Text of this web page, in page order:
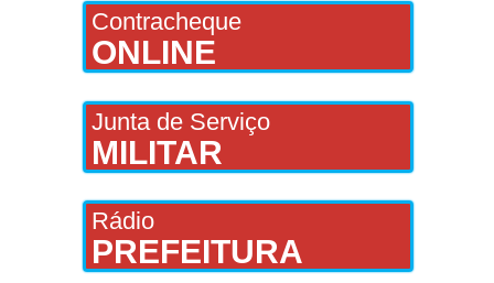
Contracheque
ONLINE
Junta de Serviço
MILITAR
Rádio
PREFEITURA